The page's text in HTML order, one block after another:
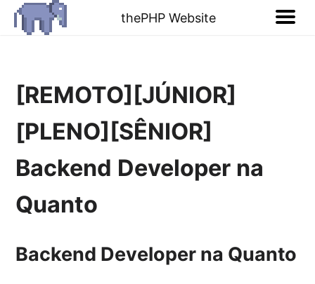
thePHP Website
[REMOTO][JÚNIOR]
[PLENO][SÊNIOR]
Backend Developer na
Quanto
Backend Developer na Quanto